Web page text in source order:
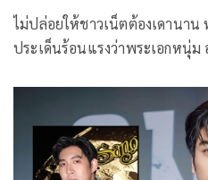
ไม่ปล่อยให้ชาวเน็ตต้องเดานาน
ประเด็นร้อนแรงว่าพระเอกหนุ่ม
ล่าสุดหนุ่มออกัสโพสต์ยอมรับแล้
จริง พร้อมขอโทษเพื่อนและผู้ห